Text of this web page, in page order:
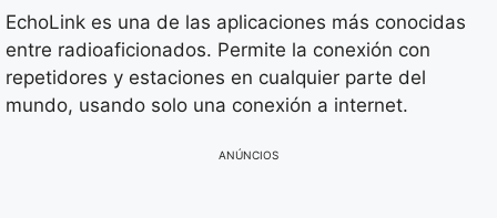
EchoLink es una de las aplicaciones más conocidas
entre radioaficionados. Permite la conexión con
repetidores y estaciones en cualquier parte del
mundo, usando solo una conexión a internet.
ANÚNCIOS